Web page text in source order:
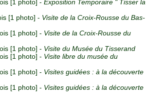
[1 photo] - Exposition Temporaire " Tisser la
[1 photo] - Visite de la Croix-Rousse du Bas-
[1 photo] - Visite de la Croix-Rousse du
[1 photo] - Visite du Musée du Tisserand
[1 photo] - Visite libre du musée du
[1 photo] - Visites guidées : à la découverte
[1 photo] - Visites guidées : à la découverte